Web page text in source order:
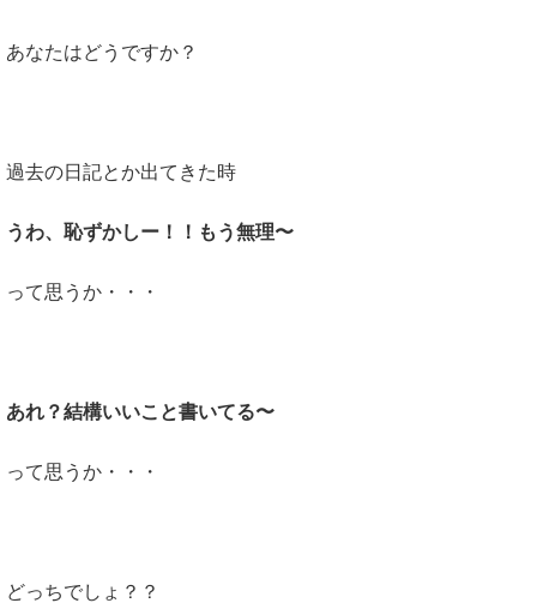
あなたはどうですか？
過去の日記とか出てきた時
うわ、恥ずかしー！！もう無理〜
って思うか・・・
あれ？結構いいこと書いてる〜
って思うか・・・
どっちでしょ？？